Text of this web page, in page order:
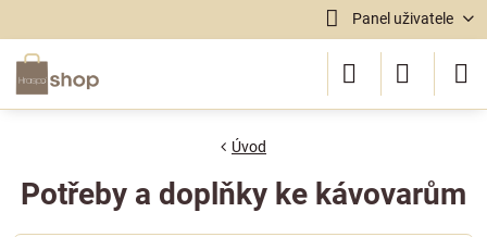
Panel uživatele
Úvod
Potřeby a doplňky ke kávovarům